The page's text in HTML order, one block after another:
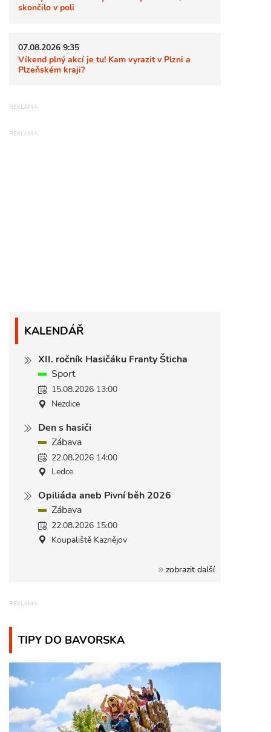
skončilo v poli
07.08.2026 9:35
Víkend plný akcí je tu! Kam vyrazit v Plzni a
Plzeňském kraji?
KALENDÁŘ
XII. ročník Hasičáku Franty Šticha
Sport
15.08.2026 13:00
Nezdice
Den s hasiči
Zábava
22.08.2026 14:00
Ledce
Opiliáda aneb Pivní běh 2026
Zábava
22.08.2026 15:00
Koupaliště Kaznějov
zobrazit další
TIPY DO BAVORSKA